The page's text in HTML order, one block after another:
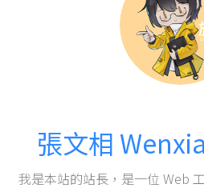
張文相
我是本站的站長，是一位 Web